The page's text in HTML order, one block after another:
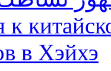
в Хэйхэ